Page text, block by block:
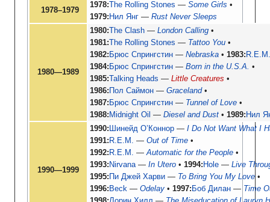
1978–1979
1978 The Rolling Stones —Some Girls
1979 Нил Янг —Rust Never Sleeps
1980—1989
1980 The Clash —London Calling
1981
The Rolling Stones — Tattoo You
1982 Брюс Спрингстин —Nebraska 1983
1984 Брюс Спрингстин —Born in the U.S.A.
1985
Talking Heads —Little Creatures
1986
Пол Саймон —Graceland
1987 Брюс Спрингстин — Tunnel of Love
1988 Midnight Oil —Diesel and Dust 1989 Нил
1990—1999
1990 Шинейд О’Коннор —I Do Not Want What I
1991 R.E.M. —Out of Time
1992 R.E.M. —Automatic for the People
1993 Nirvana—In Utero 1994 Hole —Live
1995
Пи Джей Харви — To Bring You My Love
1996 Beck —Odelay 1997 Боб Дилан — Time